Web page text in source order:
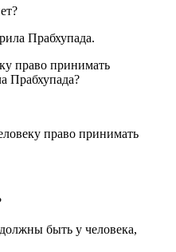
Прабхупада.
право принимать
Прабхупада?
право принимать
быть у человека,